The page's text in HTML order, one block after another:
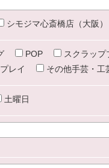
シモジマ心斎橋店（大阪）
POP
スクラップ
レイ その他手芸・工
土曜日